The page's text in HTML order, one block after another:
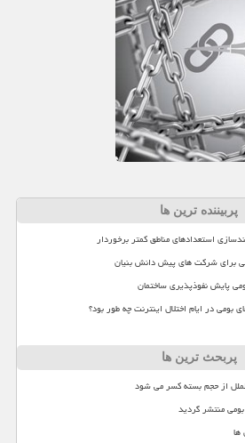
پربیننده ترین ها
استعدادهای مناطق کمتر برخوردار
برای شرکت های پیش دانش بنیان
پایش نفوذپذیری ساختمان
بومی در ایام اختلال اینترنت چه طور بود؟
پربحث ترین ها
از حجم بسته کسر می شود
منتشر گردید